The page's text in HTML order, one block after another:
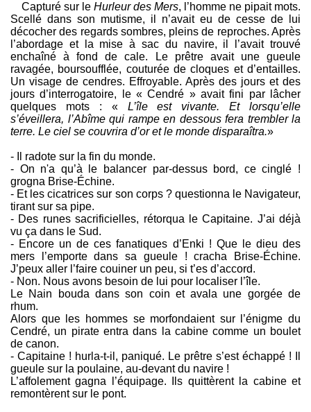
Capturé sur le Hurleur des Mers, l’homme ne pipait mots.
Scellé dans son mutisme, il n’avait eu de cesse de lui
décocher des regards sombres, pleins de reproches. Après
l’abordage et la mise à sac du navire, il l’avait trouvé
enchaîné à fond de cale. Le prêtre avait une gueule
ravagée, boursoufflée, couturée de cloques et d’entailles.
Un visage de cendres. Effroyable. Après des jours et des
jours d’interrogatoire, le « Cendré » avait fini par lâcher
quelques mots : « L’île est vivante. Et lorsqu’elle
s’éveillera, l’Abîme qui rampe en dessous fera trembler la
terre. Le ciel se couvrira d’or et le monde disparaîtra.»
- Il radote sur la fin du monde.
- On n'a qu’à le balancer par-dessus bord, ce cinglé !
grogna Brise-Échine.
- Et les cicatrices sur son corps ? questionna le Navigateur,
tirant sur sa pipe.
- Des runes sacrificielles, rétorqua le Capitaine. J’ai déjà
vu ça dans le Sud.
- Encore un de ces fanatiques d’Enki ! Que le dieu des
mers l’emporte dans sa gueule ! cracha Brise-Échine.
J’peux aller l’faire couiner un peu, si t’es d’accord.
- Non. Nous avons besoin de lui pour localiser l’île.
Le Nain bouda dans son coin et avala une gorgée de
rhum.
Alors que les hommes se morfondaient sur l’énigme du
Cendré, un pirate entra dans la cabine comme un boulet
de canon.
- Capitaine ! hurla-t-il, paniqué. Le prêtre s’est échappé ! Il
gueule sur la poulaine, au-devant du navire !
L’affolement gagna l’équipage. Ils quittèrent la cabine et
remontèrent sur le pont.